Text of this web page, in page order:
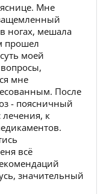
Мне
ногах, мешала
прошел
моей
мне
После
- поясничный
к
всё
значительный